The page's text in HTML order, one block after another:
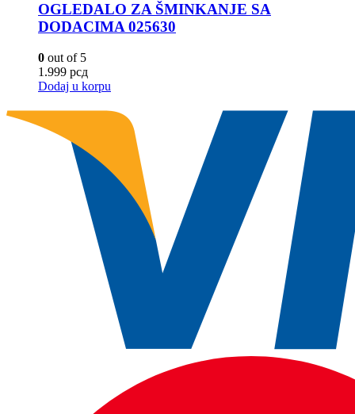
OGLEDALO ZA ŠMINKANJE SA
DODACIMA 025630
0 out of 5
1.999 рсд
Dodaj u korpu